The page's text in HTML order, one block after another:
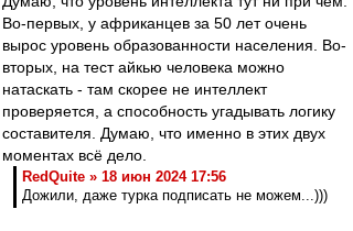
Во-первых, у африканцев за 50 лет очень
вырос уровень образованности населения. Во-
вторых, на тест айкью человека можно
натаскать - там скорее не интеллект
проверяется, а способность угадывать логику
составителя. Думаю, что именно в этих двух
моментах всё дело.
RedQuite » 18 июн 2024 17:56
Дожили, даже турка подписать не можем...)))